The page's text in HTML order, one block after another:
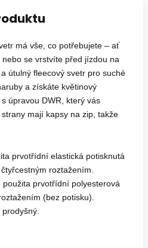
má vše, co potřebujete – ať
se vrstvíte před jízdou na
útulný fleecový svetr pro suché
a získáte květinový
úpravou DWR, který vás
mají kapsy na zip, takže
prvotřídní elastická potisknutá
roztažením.
použita prvotřídní polyesterová
(bez potisku).